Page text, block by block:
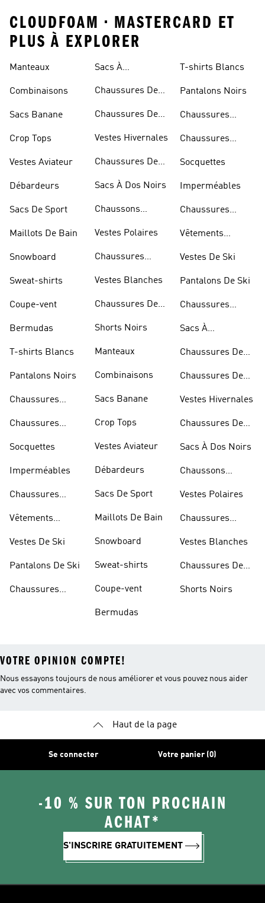
CLOUDFOAM • MASTERCARD ET
PLUS À EXPLORER
Manteaux
Combinaisons
Sacs Banane
Crop Tops
Vestes Aviateur
Débardeurs
Sacs De Sport
Maillots De Bain
Snowboard
Sweat-shirts
Coupe-vent
Bermudas
T-shirts Blancs
Pantalons Noirs
Chaussures
Chaussures
Socquettes
Imperméables
Chaussures
Vêtements
Vestes De Ski
Pantalons De Ski
Chaussures
Sacs À
Chaussures De
Chaussures De
Vestes Hivernales
Chaussures De
Sacs À Dos Noirs
Chaussons
Vestes Polaires
Chaussures
Vestes Blanches
Chaussures De
Shorts Noirs
Manteaux
Combinaisons
Sacs Banane
Crop Tops
Vestes Aviateur
Débardeurs
Sacs De Sport
Maillots De Bain
Snowboard
Sweat-shirts
Coupe-vent
Bermudas
T-shirts Blancs
Pantalons Noirs
Chaussures
Chaussures
Socquettes
Imperméables
Chaussures
Vêtements
Vestes De Ski
Pantalons De Ski
Chaussures
Sacs À
Chaussures De
Chaussures De
Vestes Hivernales
Chaussures De
Sacs À Dos Noirs
Chaussons
Vestes Polaires
Chaussures
Vestes Blanches
Chaussures De
Shorts Noirs
VOTRE OPINION COMPTE!
Nous essayons toujours de nous améliorer et vous pouvez nous aider
avec vos commentaires.
Haut de la page
Se connecter Votre panier (0)
-10 % SUR TON PROCHAIN
ACHAT*
S'INSCRIRE GRATUITEMENT